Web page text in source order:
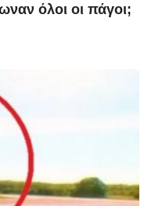
όλοι οι πάγοι;